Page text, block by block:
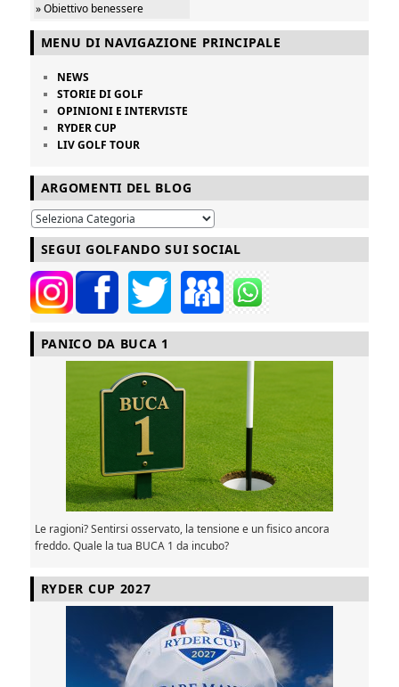
» Obiettivo benessere
MENU DI NAVIGAZIONE PRINCIPALE
NEWS
STORIE DI GOLF
OPINIONI E INTERVISTE
RYDER CUP
LIV GOLF TOUR
ARGOMENTI DEL BLOG
SEGUI GOLFANDO SUI SOCIAL
PANICO DA BUCA 1
Le ragioni? Sentirsi osservato, la tensione e un fisico ancora
freddo. Quale la tua BUCA 1 da incubo?
RYDER CUP 2027